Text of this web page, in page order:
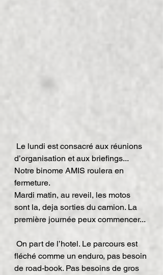
d’organisation et aux briefings...
Notre binome AMIS roulera en
fermeture.
Mardi matin, au reveil, les motos
sont la, deja sorties du camion. La
première journée peux commencer...
fléché comme un enduro, pas besoin
de road-book. Pas besoins de gros